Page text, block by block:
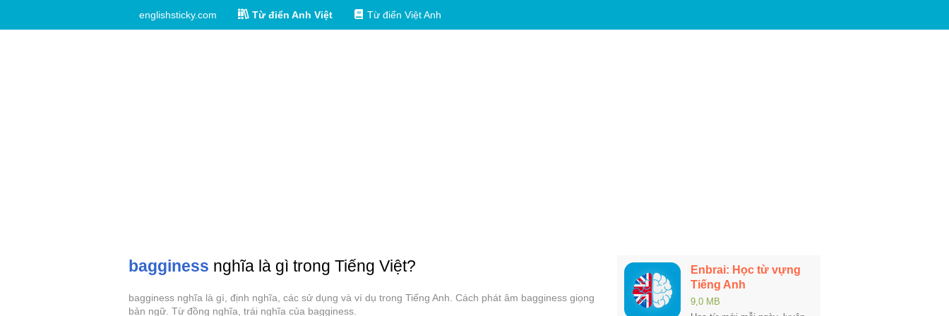
englishsticky.com Từ điển Anh Việt Từ điển Việt Anh
bagginess nghĩa là gì trong Tiếng Việt?
bagginess nghĩa là gì, định nghĩa, các sử dụng và ví dụ trong Tiếng Anh. Cách phát âm bagginess giọng
bản ngữ. Từ đồng nghĩa, trái nghĩa của bagginess.
Enbrai: Học từ vựng
Tiếng Anh
9,0 MB